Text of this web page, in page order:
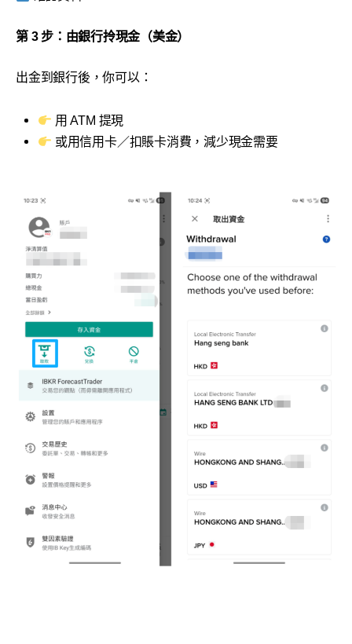
第 3 步：由銀行拎現金（美金）
出金到銀行後，你可以：
用 ATM 提現
或用信用卡／扣賬卡消費，減少現金需要